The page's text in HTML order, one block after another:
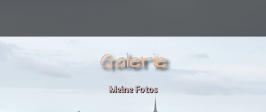
Galerie
Meine Fotos